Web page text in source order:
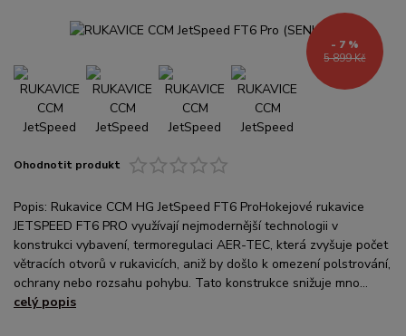
5 899 Kč
- 7 %
Ohodnotit produkt
Popis: Rukavice CCM HG JetSpeed FT6 ProHokejové rukavice
JETSPEED FT6 PRO využívají nejmodernější technologii v
konstrukci vybavení, termoregulaci AER-TEC, která zvyšuje počet
větracích otvorů v rukavicích, aniž by došlo k omezení polstrování,
ochrany nebo rozsahu pohybu. Tato konstrukce snižuje mno...
celý popis